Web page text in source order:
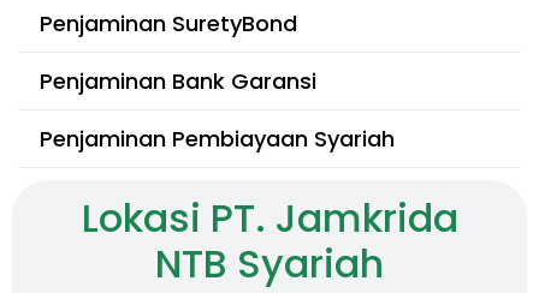
Penjaminan SuretyBond
Penjaminan Bank Garansi
Penjaminan Pembiayaan Syariah
Lokasi PT. Jamkrida
NTB Syariah